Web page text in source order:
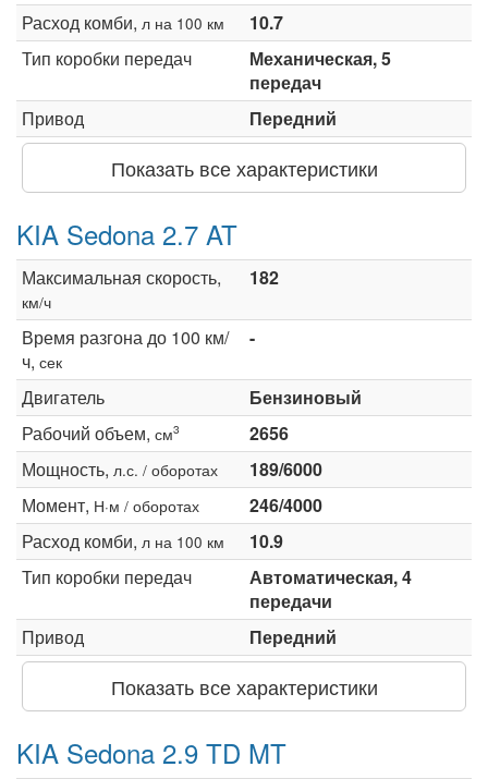
Расход комби, л на 100 км
10.7
Тип коробки передач
Механическая, 5
передач
Привод
Передний
Показать все характеристики
KIA Sedona 2.7 AT
Максимальная скорость,
км/ч
182
Время разгона до 100 км/
ч, сек
-
Двигатель
Бензиновый
Рабочий объем, см3
2656
Мощность, л.с. / оборотах
189/6000
Момент, Н·м / оборотах
246/4000
Расход комби, л на 100 км
10.9
Тип коробки передач
Автоматическая, 4
передачи
Привод
Передний
Показать все характеристики
KIA Sedona 2.9 TD MT